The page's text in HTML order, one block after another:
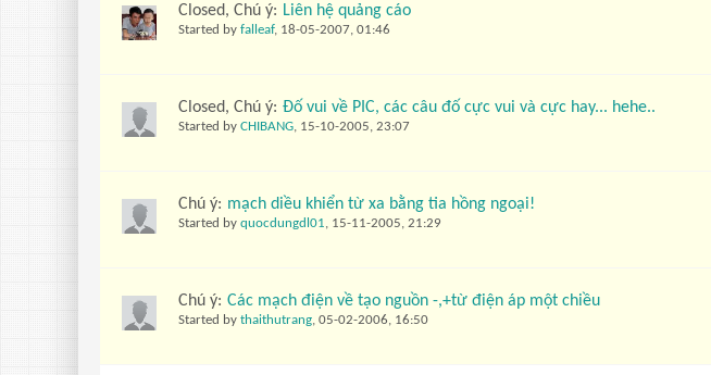
Closed, Chú ý: Liên hệ quảng cáo
Started by falleaf, 18-05-2007, 01:46
Closed, Chú ý: Đố vui về PIC, các câu đố cực vui và cực hay... hehe..
Started by CHIBANG, 15-10-2005, 23:07
Chú ý: mạch diều khiển từ xa bằng tia hồng ngoại!
Started by quocdungdl01, 15-11-2005, 21:29
Chú ý: Các mạch điện về tạo nguồn -,+từ điện áp một chiều
Started by thaithutrang, 05-02-2006, 16:50